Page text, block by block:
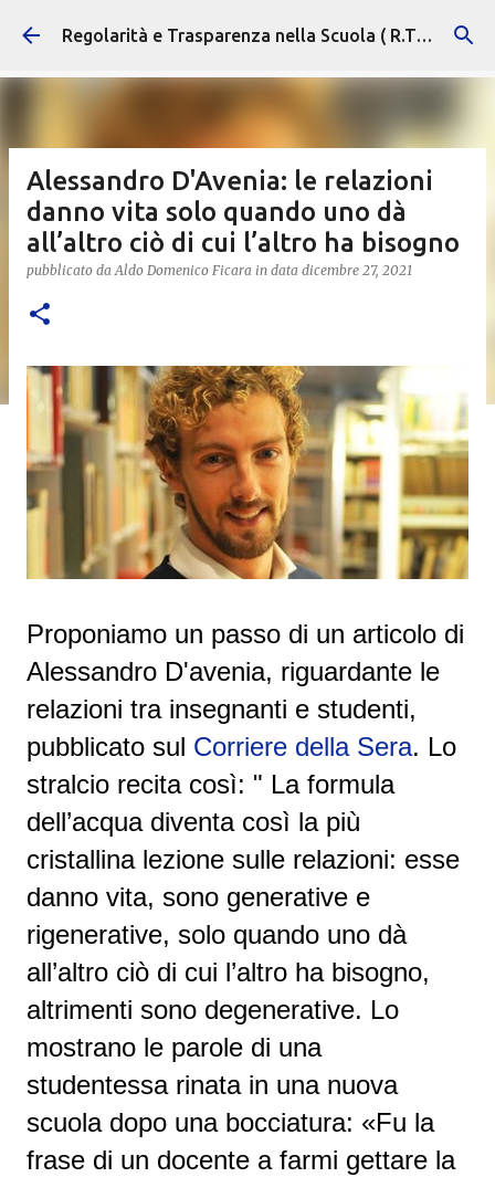
Passa ai contenuti principali Regolarità e Trasparenza nella Scuola ( R.T.S. )
Alessandro D'Avenia: le relazioni
danno vita solo quando uno dà
all’altro ciò di cui l’altro ha bisogno
pubblicato daAldo Domenico Ficara in data dicembre 27, 2021
Proponiamo un passo di un articolo di
Alessandro D'avenia, riguardante le
relazioni tra insegnanti e studenti,
pubblicato sul Corriere della Sera. Lo
stralcio recita così: " La formula
dell’acqua diventa così la più
cristallina lezione sulle relazioni: esse
danno vita, sono generative e
rigenerative, solo quando uno dà
all’altro ciò di cui l’altro ha bisogno,
altrimenti sono degenerative. Lo
mostrano le parole di una
studentessa rinata in una nuova
scuola dopo una bocciatura: «Fu la
frase di un docente a farmi gettare la